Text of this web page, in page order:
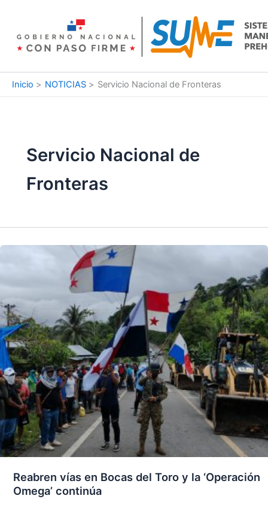
contenido
Inicio NOTICIAS Servicio Nacional de Fronteras
Servicio Nacional de
Fronteras
Reabren vías en Bocas del Toro y la ‘Operación
Omega’ continúa